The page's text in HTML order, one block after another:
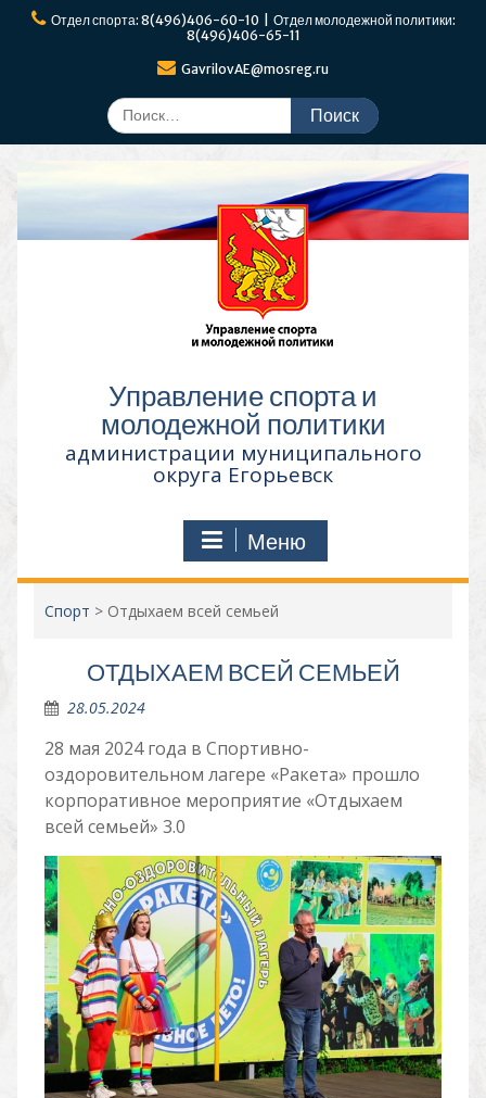
ПерейтиОтдел спорта: 8(496)406-60-10 | Отдел молодежной политики:
8(496)406-65-11
GavrilovAE@mosreg.ru
Поиск
по:
Управление спорта и
молодежной политики
администрации муниципального
округа Егорьевск
Меню
Спорт > Отдыхаем всей семьей
ОТДЫХАЕМ ВСЕЙ СЕМЬЕЙ
28.05.2024
28 мая 2024 года в Спортивно-
оздоровительном лагере «Ракета» прошло
корпоративное мероприятие «Отдыхаем
всей семьей» 3.0